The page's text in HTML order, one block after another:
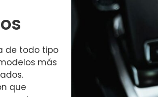
de todo tipo
más
que